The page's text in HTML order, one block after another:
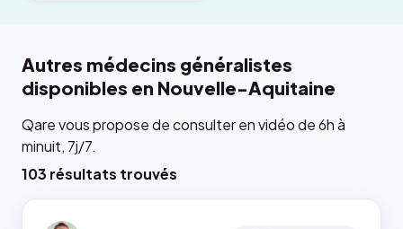
Autres médecins généralistes
disponibles en Nouvelle-Aquitaine
Qare vous propose de consulter en vidéo de 6h à
minuit, 7j/7.
103 résultats trouvés